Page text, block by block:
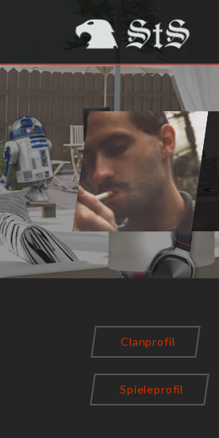
Clanprofil
Spieleprofil